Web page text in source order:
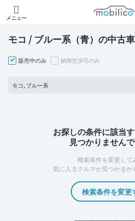
メニュー
モビリコ
モコ / ブルー系（青）の中古
販売中のみ 納期交渉可のみ
モコ, ブルー系
お探しの条件に該当
見つかりませんで
検索条件を変更して
気に入るクルマが見つかるか
検索条件を変更